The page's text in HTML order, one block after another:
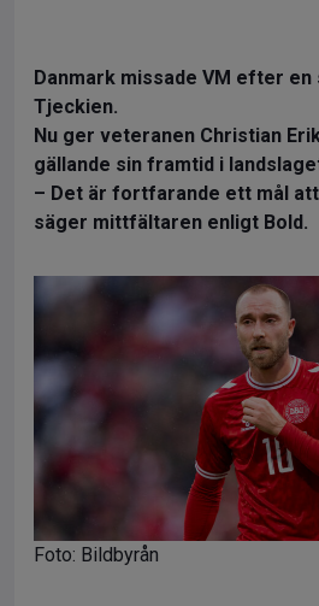
Danmark missade VM efter
Tjeckien.
Nu ger veteranen Christian
gällande sin framtid i
– Det är fortfarande ett mål
säger mittfältaren enligt Bold.
Foto: Bildbyrån